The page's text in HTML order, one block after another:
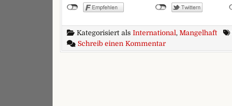
Kategorisiert als International, Mangelhaft
Schreib einen Kommentarzu Für’n Arsch